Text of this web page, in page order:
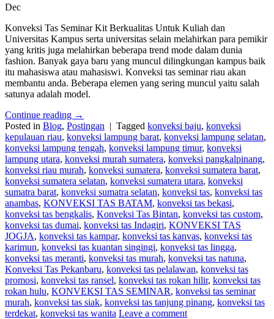
Dec
Konveksi Tas Seminar Kit Berkualitas Untuk Kuliah dan
Universitas Kampus serta universitas selain melahirkan para pemikir
yang kritis juga melahirkan beberapa trend mode dalam dunia
fashion. Banyak gaya baru yang muncul dilingkungan kampus baik
itu mahasiswa atau mahasiswi. Konveksi tas seminar riau akan
membantu anda. Beberapa elemen yang sering muncul yaitu salah
satunya adalah model.
Continue reading →
Posted in Blog, Postingan | Tagged konveksi baju, konveksi
kepulauan riau, konveksi lampung barat, konveksi lampung selatan,
konveksi lampung tengah, konveksi lampung timur, konveksi
lampung utara, konveksi murah sumatera, konveksi pangkalpinang,
konveksi riau murah, konveksi sumatera, konveksi sumatera barat,
konveksi sumatera selatan, konveksi sumatera utara, konveksi
sumatra barat, konveksi sumatra selatan, konveksi tas, konveksi tas
anambas, KONVEKSI TAS BATAM, konveksi tas bekasi,
konveksi tas bengkalis, Konveksi Tas Bintan, konveksi tas custom,
konveksi tas dumai, konveksi tas Indagiri, KONVEKSI TAS
JOGJA, konveksi tas kampar, konveksi tas kanvas, konveksi tas
karimun, konveksi tas kuantan singingi, konveksi tas lingga,
konveksi tas meranti, konveksi tas murah, konveksi tas natuna,
Konveksi Tas Pekanbaru, konveksi tas pelalawan, konveksi tas
promosi, konveksi tas ransel, konveksi tas rokan hilir, konveksi tas
rokan hulu, KONVEKSI TAS SEMINAR, konveksi tas seminar
murah, konveksi tas siak, konveksi tas tanjung pinang, konveksi tas
terdekat, konveksi tas wanita Leave a comment